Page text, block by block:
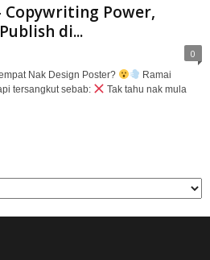
Copywriting Power,
di...
0
Nak Design Poster?
Ramai
tersangkut sebab:
Tak tahu nak mula